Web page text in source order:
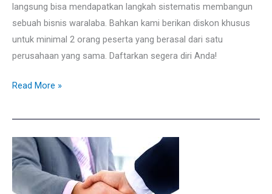
langsung bisa mendapatkan langkah sistematis membangun
sebuah bisnis waralaba. Bahkan kami berikan diskon khusus
untuk minimal 2 orang peserta yang berasal dari satu
perusahaan yang sama. Daftarkan segera diri Anda!
Read More »
Kiat
Sukses
Berbisnis